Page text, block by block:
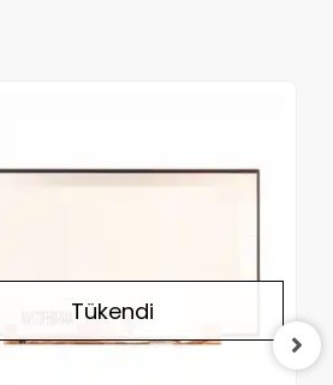
Tükendi